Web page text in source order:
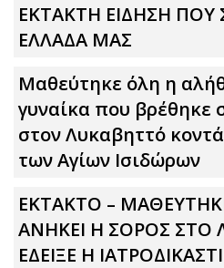
ΕΚΤΑΚΤΗ ΕΙΔΗΣΗ ΠΟΥ
ΕΛΛΑΔΑ ΜΑΣ
Μαθεύτηκε όλη η
γυναίκα που βρέθηκε
στον Λυκαβηττό
των Αγίων Ισιδώρων
ΕΚΤΑΚΤΟ –
ΑΝΗΚΕΙ Η ΣΟΡΟΣ ΣΤΟ
ΕΔΕΙΞΕ Η